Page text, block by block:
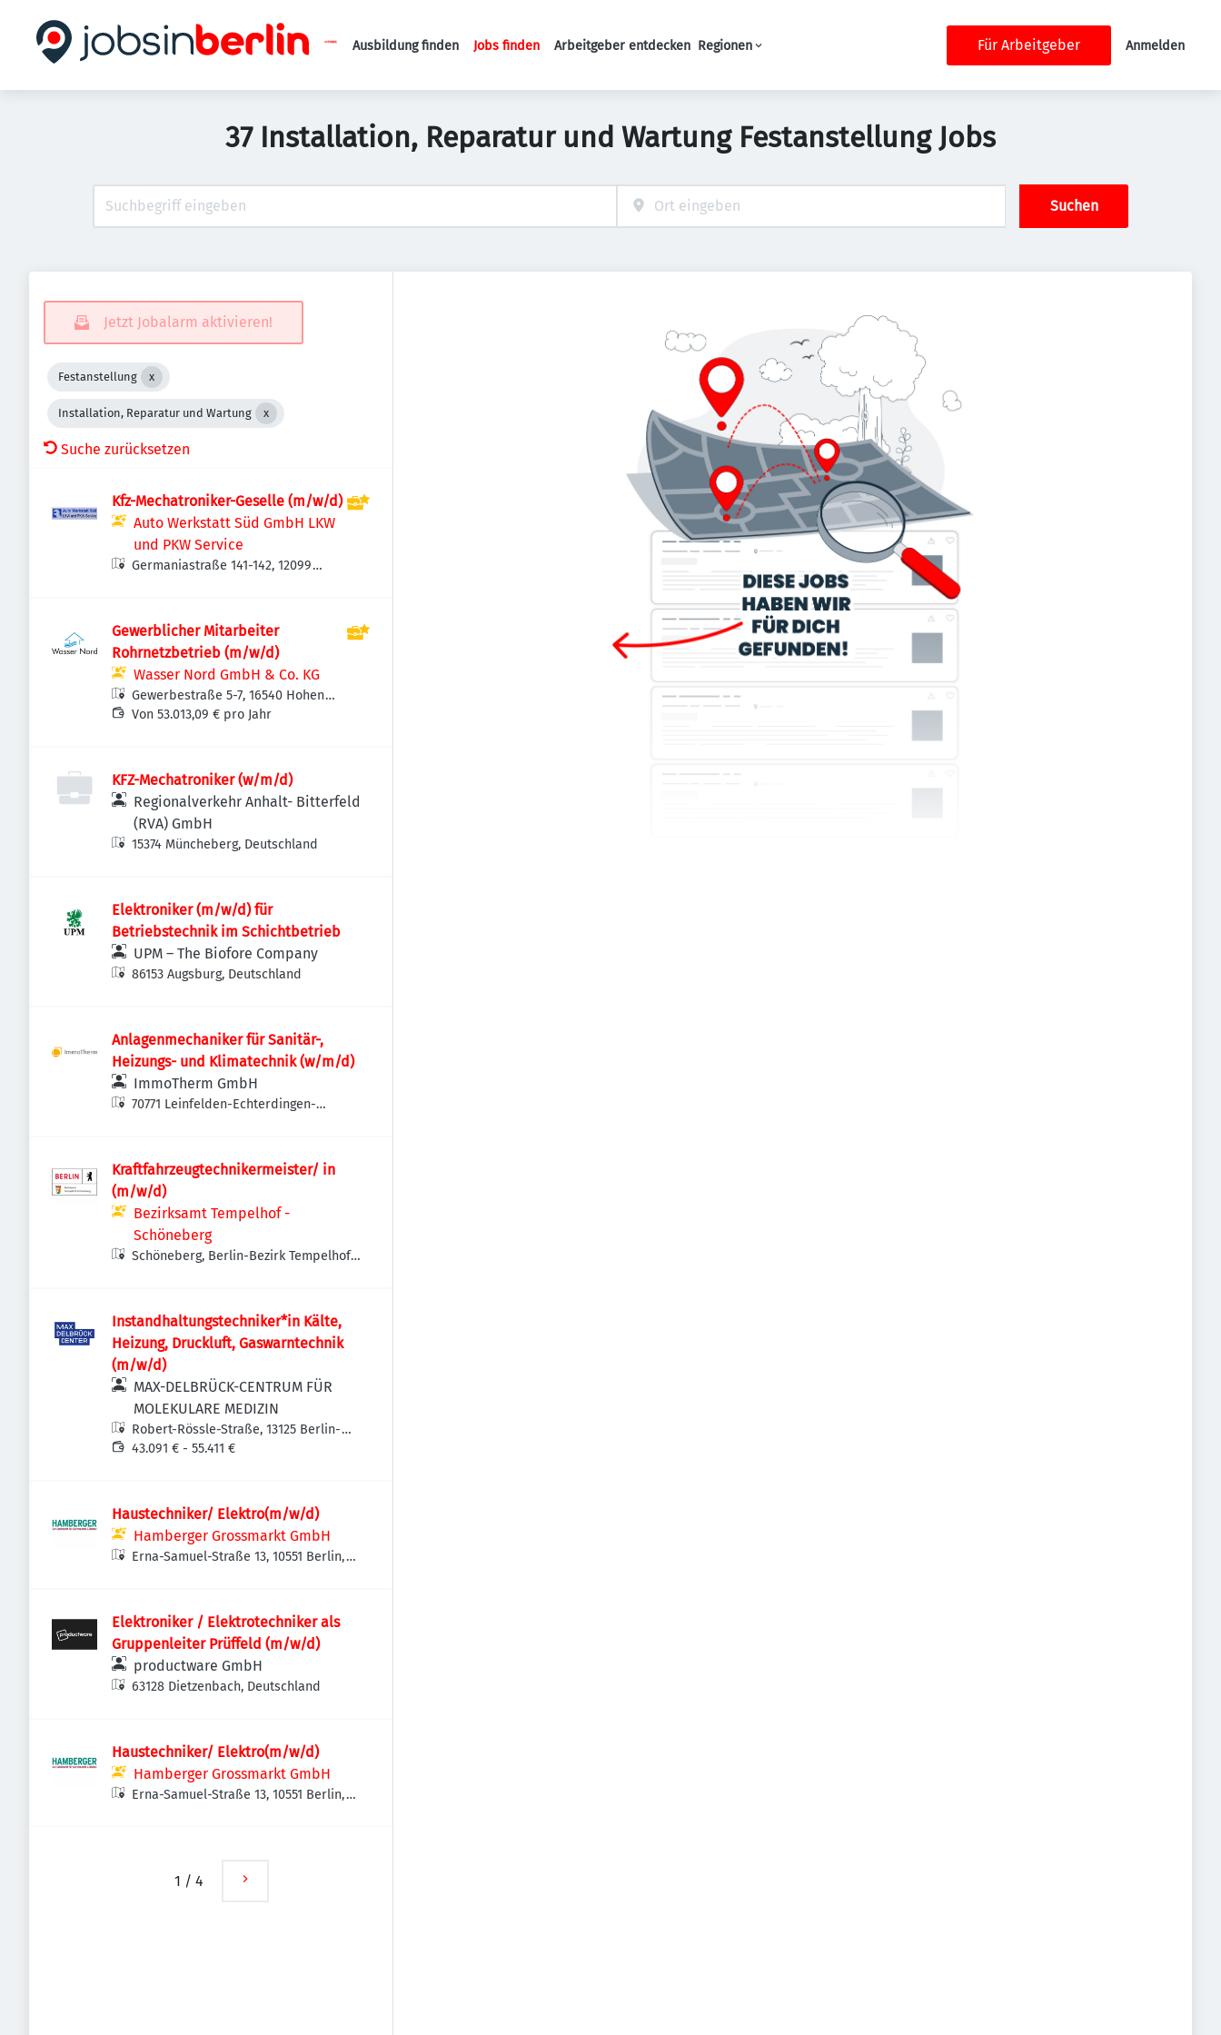
Haupt-Navigation
Ausbildung finden Jobs finden Arbeitgeber entdecken Regionen Für Arbeitgeber Anmelden
37 Installation, Reparatur und Wartung Festanstellung Jobs
Suchen
Jetzt Jobalarm aktivieren!
Festanstellung
Installation, Reparatur und Wartung
Suche zurücksetzen
Kfz-Mechatroniker-Geselle (m/w/d)
Auto Werkstatt Süd GmbH LKW
und PKW Service
Germaniastraße 141-142, 12099
Gewerblicher Mitarbeiter
Rohrnetzbetrieb (m/w/d)
Wasser Nord GmbH & Co. KG
Gewerbestraße 5-7, 16540 Hohen
Neuendorf, Deutschland
Von 53.013,09 € pro Jahr
KFZ-Mechatroniker (w/m/d)
Regionalverkehr Anhalt- Bitterfeld
(RVA) GmbH
15374 Müncheberg, Deutschland
Elektroniker (m/w/d) für
Betriebstechnik im Schichtbetrieb
UPM – The Biofore Company
86153 Augsburg, Deutschland
Anlagenmechaniker für Sanitär-,
Heizungs- und Klimatechnik (w/m/d)
ImmoTherm GmbH
70771 Leinfelden-Echterdingen-
Kraftfahrzeugtechnikermeister/ in
(m/w/d)
Bezirksamt Tempelhof -
Schöneberg
Schöneberg, Berlin-Bezirk Tempelhof-
Instandhaltungstechniker*in Kälte,
Heizung, Druckluft, Gaswarntechnik
(m/w/d)
MAX-DELBRÜCK-CENTRUM FÜR
MOLEKULARE MEDIZIN
Robert-Rössle-Straße, 13125 Berlin-
Bezirk Pankow, Deutschland
43.091 € - 55.411 €
Haustechniker/ Elektro(m/w/d)
Hamberger Grossmarkt GmbH
Erna-Samuel-Straße 13, 10551 Berlin,
Elektroniker / Elektrotechniker als
Gruppenleiter Prüffeld (m/w/d)
productware GmbH
63128 Dietzenbach, Deutschland
Haustechniker/ Elektro(m/w/d)
Hamberger Grossmarkt GmbH
Erna-Samuel-Straße 13, 10551 Berlin,
1 / 4